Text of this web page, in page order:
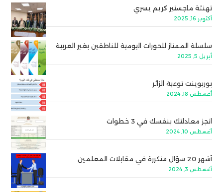
تهنئة ماجستير كريم يسري
أكتوبر 16, 2025
سلسلة الممتاز للحورات اليومية للناطقين بغير العربية
أبريل 5, 2025
بوربوينت توعية الزائر
أغسطس 18, 2024
انجز معادلتك بنفسك في 3 خطوات
أغسطس 10, 2024
أشهر 20 سؤال متكررة في مقابلات المعلمين
أغسطس 3, 2024